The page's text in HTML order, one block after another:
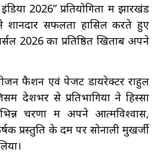
2026” प्रतियोगिता में झारखंड
शानदार सफलता हासिल करते हुए
2026 का प्रतिष्ठित खिताब अपने
फैशन एवं पेजेंट डायरेक्टर राहुल
देशभर से प्रतिभागियों ने हिस्सा
चरणों में अपने आत्मविश्वास,
प्रस्तुति के दम पर सोनाली मुखर्जी